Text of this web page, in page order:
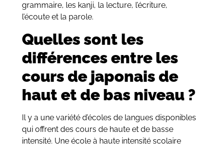
grammaire, les kanji, la lecture, l’écriture,
l’écoute et la parole.
Quelles sont les
différences entre les
cours de japonais de
haut et de bas niveau ?
Il y a une variété d’écoles de langues disponibles
qui offrent des cours de haute et de basse
intensité. Une école à haute intensité scolaire